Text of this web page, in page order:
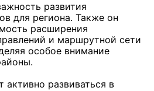
развития
для региона. Также он
расширения
и маршрутной сети
особое внимание
активно развиваться в